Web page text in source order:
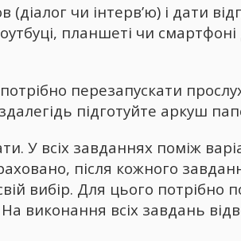
чи інтерв’ю) і дати
планшеті чи смартфоні
перезапускати
підготуйте аркуш
У всіх завданнях поміж
після кожного
вибір. Для цього потрібно
На виконання всіх завдань